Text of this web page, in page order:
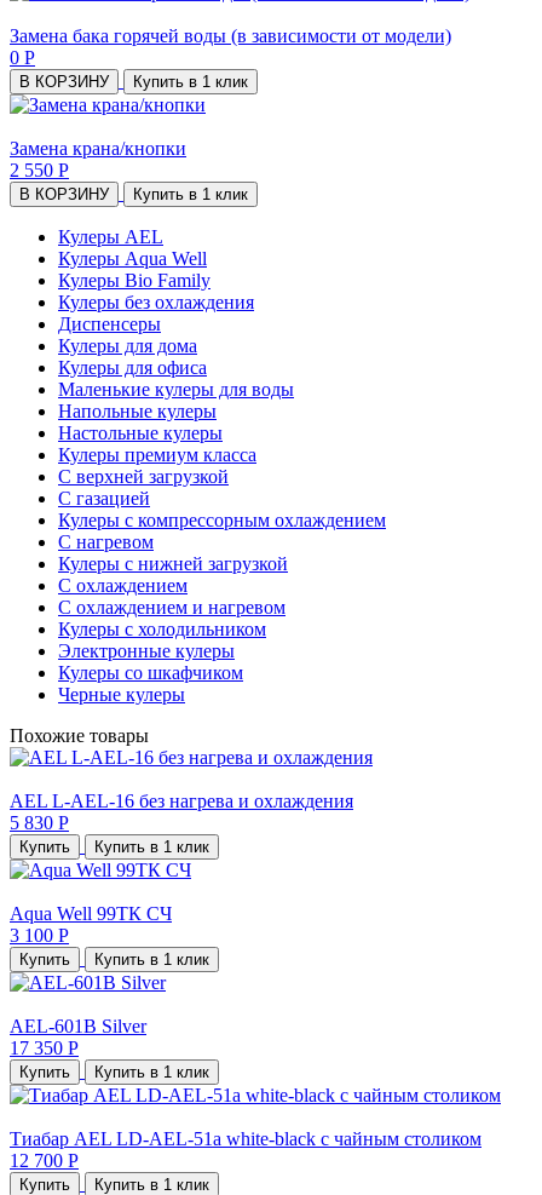
Замена бака горячей воды (в зависимости от модели)
0 Р
В КОРЗИНУ Купить в 1 клик
Замена крана/кнопки
2 550 Р
В КОРЗИНУ Купить в 1 клик
Кулеры AEL
Кулеры Aqua Well
Кулеры Bio Family
Кулеры без охлаждения
Диспенсеры
Кулеры для дома
Кулеры для офиса
Маленькие кулеры для воды
Напольные кулеры
Настольные кулеры
Кулеры премиум класса
С верхней загрузкой
С газацией
Кулеры с компрессорным охлаждением
С нагревом
Кулеры с нижней загрузкой
С охлаждением
С охлаждением и нагревом
Кулеры с холодильником
Электронные кулеры
Кулеры со шкафчиком
Черные кулеры
Похожие товары
AEL L-AEL-16 без нагрева и охлаждения
5 830 Р
Купить Купить в 1 клик
Aqua Well 99TК СЧ
3 100 Р
Купить Купить в 1 клик
AEL-601B Silver
17 350 Р
Купить Купить в 1 клик
Тиабар AEL LD-AEL-51a white-black с чайным столиком
12 700 Р
Купить Купить в 1 клик